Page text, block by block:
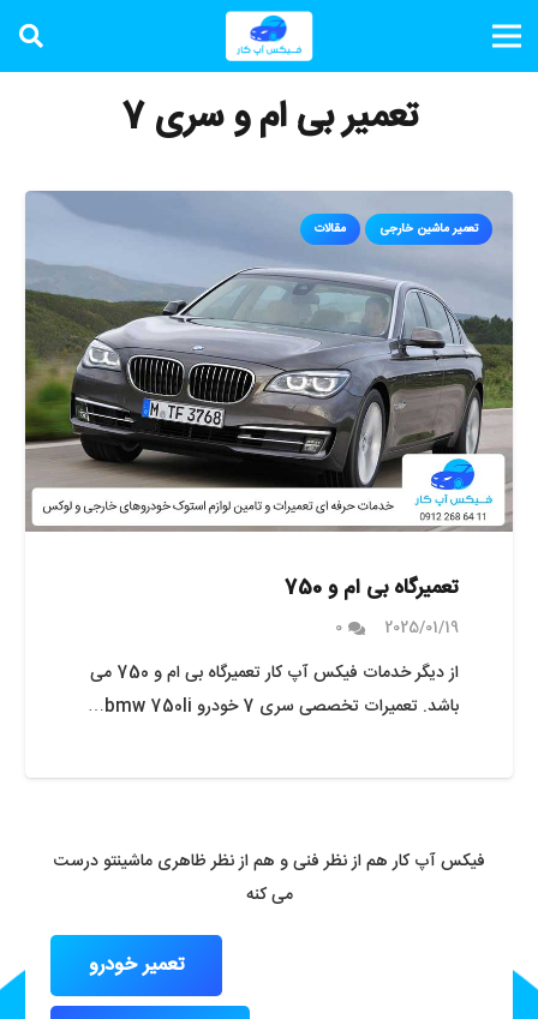
تعمیر بی ام و سری 7
تعمیر ماشین خارجی مقالات
تعمیرگاه بی ام و 750
2025/01/19
0
از دیگر خدمات فیکس آپ کار تعمیرگاه بی ام و 750 می
باشد. تعمیرات تخصصی سری 7 خودرو bmw 750li…
فیکس آپ کار هم از نظر فنی و هم از نظر ظاهری ماشینتو درست
می کنه
تعمیر خودرو